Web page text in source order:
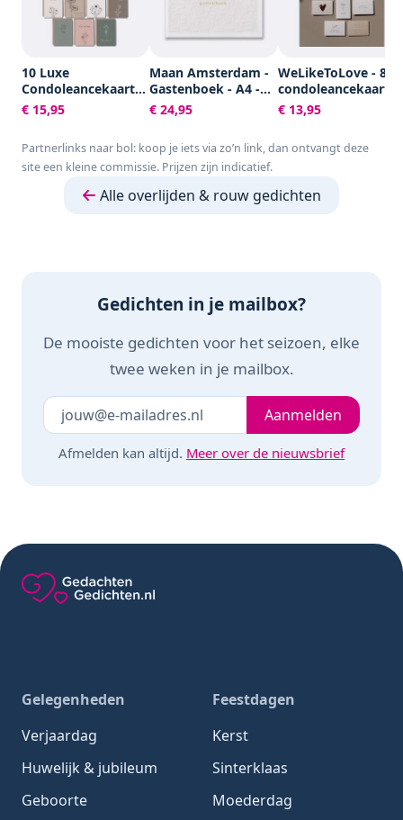
10 Luxe
Condoleancekaarten
met Enveloppen -
Rouwkaarten -
A6 - Blanco - Aardse
Kleuren
€ 15,95
Maan Amsterdam -
Gastenboek - A4 -
100 blanco pagina's
- Neutraal - Voor
afscheid, uitvaart,
condoleance of
€ 24,95
WeLikeToLove - 8x
- Rouwkaarten -
condoleance
envelop - Sterkte &
€ 13,95
Partnerlinks naar bol: koop je iets via zo’n link, dan ontvangt deze
site een kleine commissie. Prijzen zijn indicatief.
Alle overlijden & rouw gedichten
Gedichten in je mailbox?
De mooiste gedichten voor het seizoen, elke
twee weken in je mailbox.
Laat dit veld leeg Je e-mailadresAanmelden
Afmelden kan altijd. Meer over de nieuwsbrief
Gelegenheden
Verjaardag
Huwelijk & jubileum
Geboorte
Feestdagen
Kerst
Sinterklaas
Moederdag